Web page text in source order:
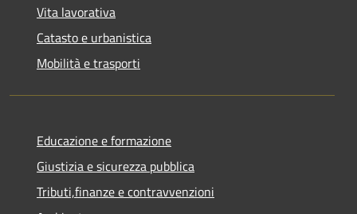
Vita lavorativa
Catasto e urbanistica
Mobilità e trasporti
Educazione e formazione
Giustizia e sicurezza pubblica
Tributi,finanze e contravvenzioni